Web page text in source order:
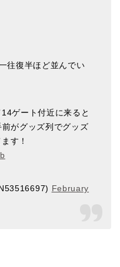
往復半ほど並んでい
ゲート付近に来ると
がグッズ列でグッズ
す！
February